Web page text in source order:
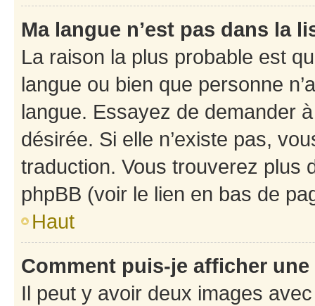
Ma langue n’est pas dans la
La raison la plus probable est
langue ou bien que personne
langue. Essayez de demander
désirée. Si elle n’existe pas,
traduction. Vous trouverez plus
phpBB (voir le lien en bas de
Haut
Comment puis-je afficher
Il peut y avoir deux images